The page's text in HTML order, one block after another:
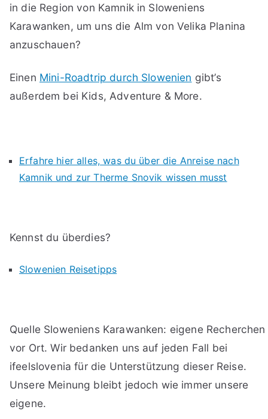
in die Region von Kamnik in Sloweniens
Karawanken, um uns die Alm von Velika Planina
anzuschauen?
Einen Mini-Roadtrip durch Slowenien gibt’s
außerdem bei Kids, Adventure & More.
Erfahre hier alles, was du über die Anreise nach
Kamnik und zur Therme Snovik wissen musst
Kennst du überdies?
Slowenien Reisetipps
Quelle Sloweniens Karawanken: eigene Recherchen
vor Ort. Wir bedanken uns auf jeden Fall bei
ifeelslovenia für die Unterstützung dieser Reise.
Unsere Meinung bleibt jedoch wie immer unsere
eigene.